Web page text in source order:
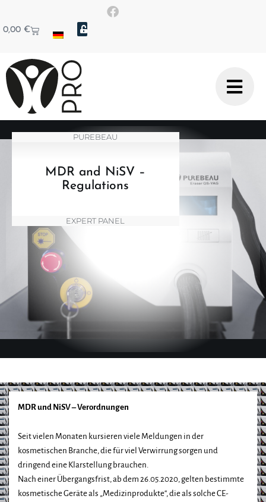
0,00 €
PUREBEAU
MDR and NiSV –
Regulations
EXPERT PANEL
MDR und NiSV – Verordnungen
Seit vielen Monaten kursieren viele Meldungen in der
kosmetischen Branche, die für viel Verwirrung sorgen und
dringend eine Klarstellung brauchen.
Nach einer Übergangsfrist, ab dem 26.05.2020, gelten bestimmte
kosmetische Geräte als „Medizinprodukte“, die als solche CE-